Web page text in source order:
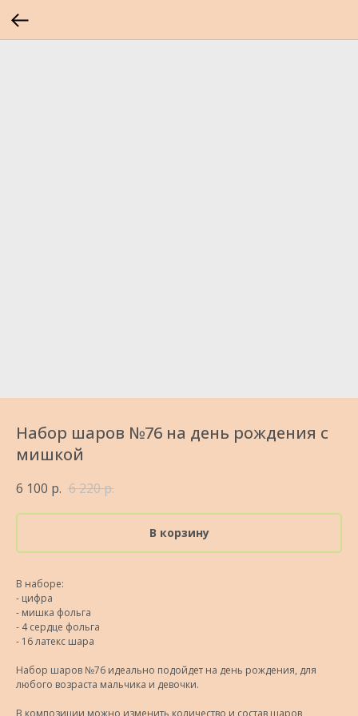
Набор шаров №76 на день рождения с
мишкой
6 100 р. 6 220р.
В корзину
В наборе:
- цифра
- мишка фольга
- 4 сердце фольга
- 16 латекс шара
Набор шаров №76 идеально подойдет на день рождения, для
любого возраста мальчика и девочки.